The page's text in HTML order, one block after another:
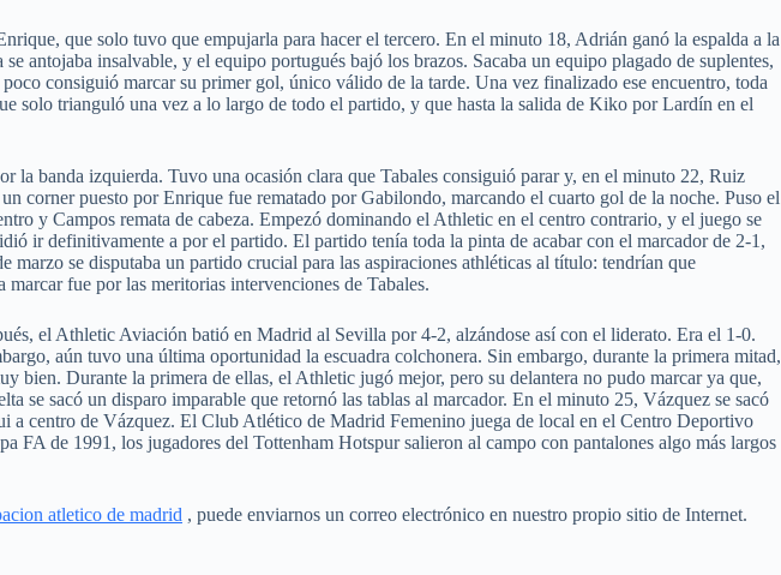
que solo tuvo que empujarla para hacer el tercero. En el minuto 18, Adrián ganó la espalda a la
antojaba insalvable, y el equipo portugués bajó los brazos. Sacaba un equipo plagado de suplentes,
consiguió marcar su primer gol, único válido de la tarde. Una vez finalizado ese encuentro, toda
solo trianguló una vez a lo largo de todo el partido, y que hasta la salida de Kiko por Lardín en el
la banda izquierda. Tuvo una ocasión clara que Tabales consiguió parar y, en el minuto 22, Ruiz
corner puesto por Enrique fue rematado por Gabilondo, marcando el cuarto gol de la noche. Puso el
y Campos remata de cabeza. Empezó dominando el Athletic en el centro contrario, y el juego se
ir definitivamente a por el partido. El partido tenía toda la pinta de acabar con el marcador de 2-1,
se disputaba un partido crucial para las aspiraciones athléticas al título: tendrían que
fue por las meritorias intervenciones de Tabales.
el Athletic Aviación batió en Madrid al Sevilla por 4-2, alzándose así con el liderato. Era el 1-0.
aún tuvo una última oportunidad la escuadra colchonera. Sin embargo, durante la primera mitad,
Durante la primera de ellas, el Athletic jugó mejor, pero su delantera no pudo marcar ya que,
sacó un disparo imparable que retornó las tablas al marcador. En el minuto 25, Vázquez se sacó
a centro de Vázquez. El Club Atlético de Madrid Femenino juega de local en el Centro Deportivo
FA de 1991, los jugadores del Tottenham Hotspur salieron al campo con pantalones algo más largos
atletico de madrid , puede enviarnos un correo electrónico en nuestro propio sitio de Internet.